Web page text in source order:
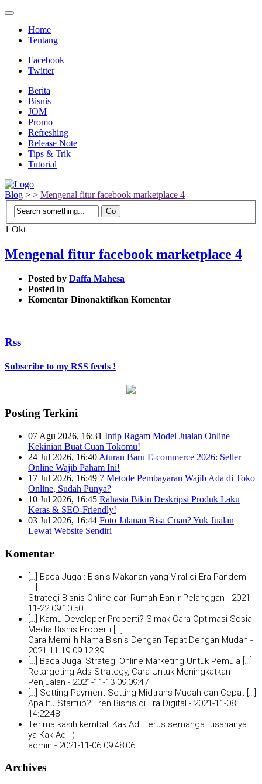
Home
Tentang
Facebook
Twitter
Berita
Bisnis
JOM
Promo
Refreshing
Release Note
Tips & Trik
Tutorial
Blog > > Mengenal fitur facebook marketplace 4
1 Okt
Mengenal fitur facebook marketplace 4
Posted by Daffa Mahesa
Posted in
Komentar Dinonaktifkan pada
Komentar
Rss
Subscribe to my RSS feeds !
Posting Terkini
07 Agu 2026, 16:31 Intip Ragam Model Jualan Online
Kekinian Buat Cuan Tokomu!
24 Jul 2026, 16:40 Aturan Baru E-commerce 2026: Seller
Online Wajib Paham Ini!
17 Jul 2026, 16:49 7 Metode Pembayaran Wajib Ada di Toko
Online, Sudah Punya?
10 Jul 2026, 16:45 Rahasia Bikin Deskripsi Produk Laku
Keras & SEO-Friendly!
03 Jul 2026, 16:44 Foto Jalanan Bisa Cuan? Yuk Jualan
Lewat Website Sendiri
Komentar
[…] Baca Juga : Bisnis Makanan yang Viral di Era Pandemi
Strategi Bisnis Online dari Rumah Banjir Pelanggan - 2021-
11-22 09:10:50
[…] Kamu Developer Properti? Simak Cara Optimasi Sosial
Media Bisnis Properti […]
Cara Memilih Nama Bisnis Dengan Tepat Dengan Mudah -
2021-11-19 09:12:39
[…] Baca Juga: Strategi Online Marketing Untuk Pemula […]
Retargeting Ads Strategy, Cara Untuk Meningkatkan
Penjualan - 2021-11-13 09:09:47
[…] Setting Payment Setting Midtrans Mudah dan Cepat […]
Apa Itu Startup? Tren Bisnis di Era Digital - 2021-11-08
14:22:48
Terima kasih kembali Kak Adi Terus semangat usahanya
ya Kak Adi :)
admin - 2021-11-06 09:48:06
Archives